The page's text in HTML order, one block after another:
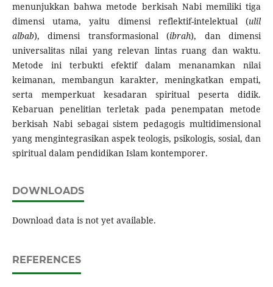
menunjukkan bahwa metode berkisah Nabi memiliki tiga
dimensi utama, yaitu dimensi reflektif-intelektual (ulil
albab), dimensi transformasional (ibrah), dan dimensi
universalitas nilai yang relevan lintas ruang dan waktu.
Metode ini terbukti efektif dalam menanamkan nilai
keimanan, membangun karakter, meningkatkan empati,
serta memperkuat kesadaran spiritual peserta didik.
Kebaruan penelitian terletak pada penempatan metode
berkisah Nabi sebagai sistem pedagogis multidimensional
yang mengintegrasikan aspek teologis, psikologis, sosial, dan
spiritual dalam pendidikan Islam kontemporer.
DOWNLOADS
Download data is not yet available.
REFERENCES